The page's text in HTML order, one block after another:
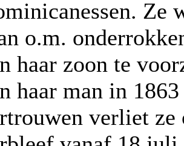
Ze
o.m.
haar zoon te
haar man in
verliet